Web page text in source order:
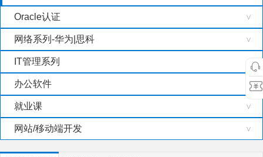
>
Oracle认证
>
网络系列-华为|思科
>
IT管理系列
>
办公软件
>
就业课
>
网站/移动端开发